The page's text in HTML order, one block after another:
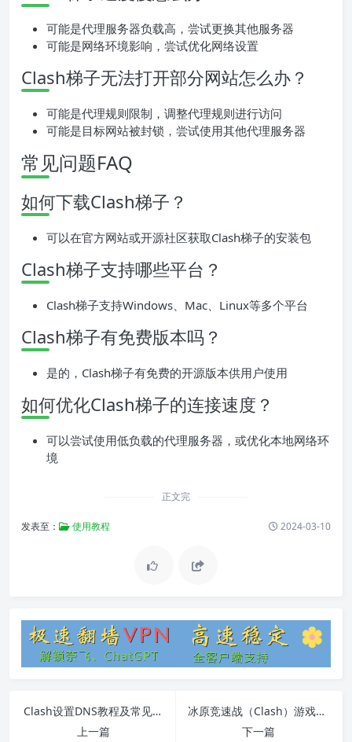
可能是代理服务器负载高，尝试更换其他服务器
可能是网络环境影响，尝试优化网络设置
Clash梯子无法打开部分网站怎么办？
可能是代理规则限制，调整代理规则进行访问
可能是目标网站被封锁，尝试使用其他代理服务器
常见问题FAQ
如何下载Clash梯子？
可以在官方网站或开源社区获取Clash梯子的安装包
Clash梯子支持哪些平台？
Clash梯子支持Windows、Mac、Linux等多个平台
Clash梯子有免费版本吗？
是的，Clash梯子有免费的开源版本供用户使用
如何优化Clash梯子的连接速度？
可以尝试使用低负载的代理服务器，或优化本地网络环
境
正文完
发表至： 使用教程 2024-03-10
Clash设置DNS教程及常见问题解答
上一篇
冰原竞速战（Clash）游戏玩法、技巧和使用教程
下一篇